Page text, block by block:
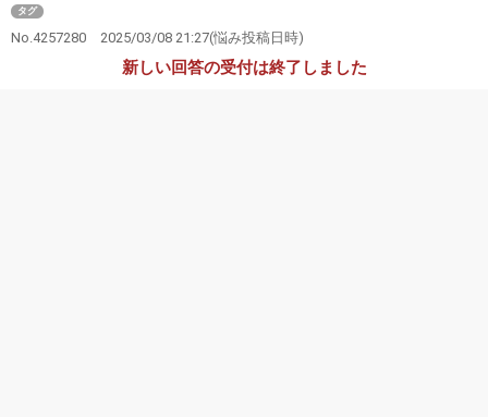
タグ
No.4257280 2025/03/08 21:27(悩み投稿日時)
新しい回答の受付は終了しました